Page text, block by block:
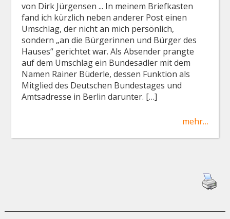
von Dirk Jürgensen ... In meinem Briefkasten
fand ich kürzlich neben anderer Post einen
Umschlag, der nicht an mich persönlich,
sondern „an die Bürgerinnen und Bürger des
Hauses“ gerichtet war. Als Absender prangte
auf dem Umschlag ein Bundesadler mit dem
Namen Rainer Büderle, dessen Funktion als
Mitglied des Deutschen Bundestages und
Amtsadresse in Berlin darunter. […]
mehr…